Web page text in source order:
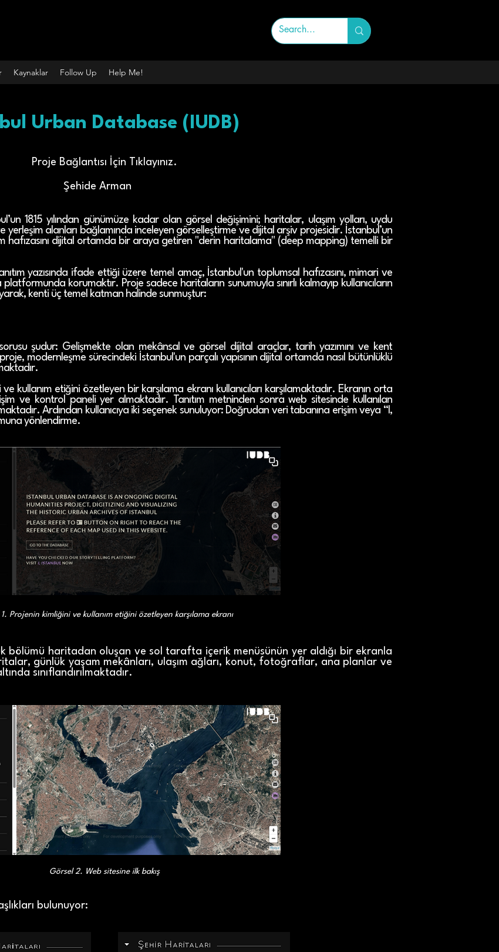
Kaynaklar Follow Up Help Me!
Urban Database (IUDB)
Proje Bağlantısı İçin Tıklayınız.
Şehide Arman
1815 yılından günümüze kadar olan görsel değişimini; haritalar, ulaşım yolları, uydu
yerleşim alanları bağlamında inceleyen görselleştirme ve dijital arşiv projesidir. İstanbul’un
hafızasını dijital ortamda bir araya getiren "derin haritalama" (deep mapping) temelli bir
yazısında ifade ettiği üzere temel amaç, İstanbul'un toplumsal hafızasını, mimari ve
korumaktır. Proje sadece haritaların sunumuyla sınırlı kalmayıp kullanıcıların
kenti üç temel katman halinde sunmuştur:
şudur: Gelişmekte olan mekânsal ve görsel dijital araçlar, tarih yazımını ve kent
modernleşme sürecindeki İstanbul'un parçalı yapısının dijital ortamda nasıl bütünlüklü
kullanım etiğini özetleyen bir karşılama ekranı kullanıcıları karşılamaktadır. Ekranın orta
ve kontrol paneli yer almaktadır. Tanıtım metninden sonra web sitesinde kullanılan
Ardından kullanıcıya iki seçenek sunuluyor: Doğrudan veri tabanına erişim veya “I,
yönlendirme.
Projenin kimliğini ve kullanım etiğini özetleyen karşılama ekranı
bölümü haritadan oluşan ve sol tarafta içerik menüsünün yer aldığı bir ekranla
günlük yaşam mekânları, ulaşım ağları, konut, fotoğraflar, ana planlar ve
sınıflandırılmaktadır.
Görsel 2. Web sitesine ilk bakış
bulunuyor: